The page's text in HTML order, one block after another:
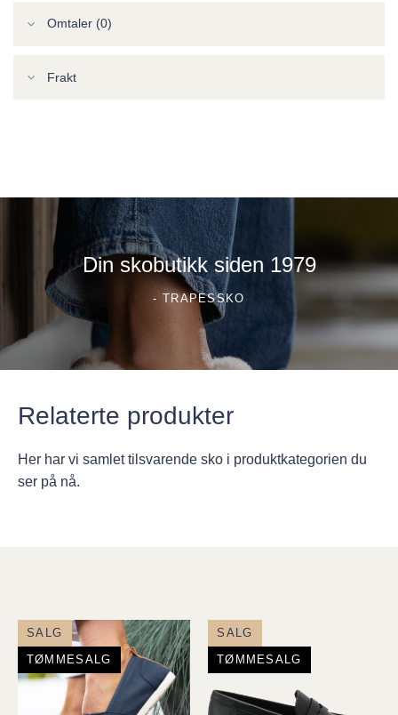
Omtaler (0)
Frakt
Din skobutikk siden 1979
- TRAPESSKO
Relaterte produkter
Her har vi samlet tilsvarende sko i produktkategorien du
ser på nå.
SALG
TØMMESALG
SALG
TØMMESALG